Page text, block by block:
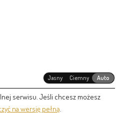
Jasny Ciemny Auto
serwisu. Jeśli chcesz możesz
na wersję pełną